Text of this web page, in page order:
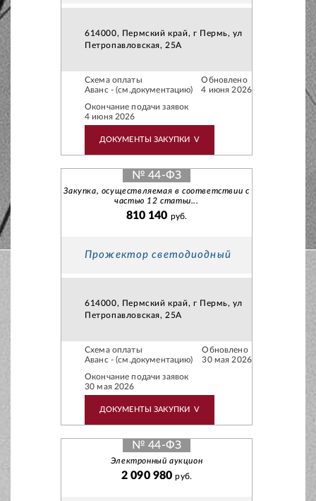
614000, Пермский край, г Пермь, ул
Петропавловская, 25А
Схема оплаты
Аванс - (см.документацию)
Обновлено
4 июня 2026
Окончание подачи заявок
4 июня 2026
ДОКУМЕНТЫ ЗАКУПКИ V
№ 44-ФЗ
Закупка, осуществляемая в соответствии с
частью 12 статьи...
810 140 руб.
Прожектор светодиодный
614000, Пермский край, г Пермь, ул
Петропавловская, 25А
Схема оплаты
Аванс - (см.документацию)
Обновлено
30 мая 2026
Окончание подачи заявок
30 мая 2026
ДОКУМЕНТЫ ЗАКУПКИ V
№ 44-ФЗ
Электронный аукцион
2 090 980руб.